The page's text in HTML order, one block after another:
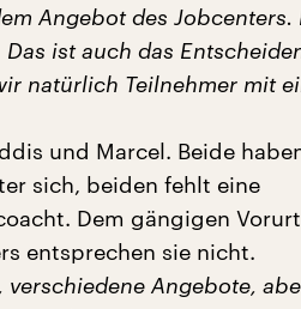
Angebot des Jobcenters.
ist auch das
natürlich Teilnehmer mit
und Marcel. Beide
sich, beiden fehlt eine
Dem gängigen
entsprechen sie nicht.
verschiedene Angebote,